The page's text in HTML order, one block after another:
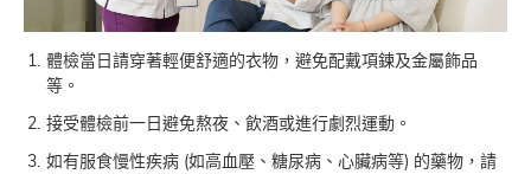
體檢當日請穿著輕便舒適的衣物，避免配戴項鍊及金屬飾品
等。
接受體檢前一日避免熬夜、飲酒或進行劇烈運動。
如有服食慢性疾病 (如高血壓、糖尿病、心臟病等) 的藥物，請